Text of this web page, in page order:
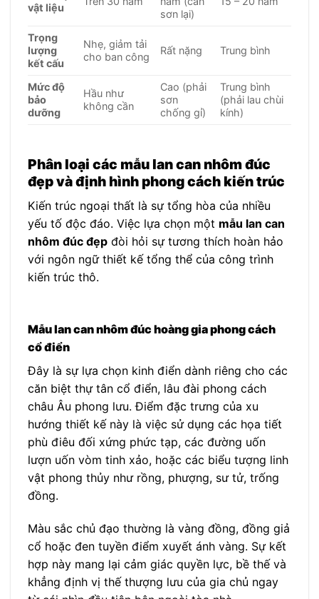
vật liệu
sơn lại)
Trọng
lượng
kết cấu
Nhẹ, giảm tải
cho ban công
Rất nặng Trung bình
Mức độ
bảo
dưỡng
Hầu như
không cần
Cao (phải
sơn
chống gỉ)
Trung bình
(phải lau chùi
kính)
Phân loại các mẫu lan can nhôm đúc
đẹp và định hình phong cách kiến trúc
Kiến trúc ngoại thất là sự tổng hòa của nhiều
yếu tố độc đáo. Việc lựa chọn một mẫu lan can
nhôm đúc đẹp đòi hỏi sự tương thích hoàn hảo
với ngôn ngữ thiết kế tổng thể của công trình
kiến trúc thô.
Mẫu lan can nhôm đúc hoàng gia phong cách
cổ điển
Đây là sự lựa chọn kinh điển dành riêng cho các
căn biệt thự tân cổ điển, lâu đài phong cách
châu Âu phong lưu. Điểm đặc trưng của xu
hướng thiết kế này là việc sử dụng các họa tiết
phù điêu đối xứng phức tạp, các đường uốn
lượn uốn vòm tinh xảo, hoặc các biểu tượng linh
vật phong thủy như rồng, phượng, sư tử, trống
đồng.
Màu sắc chủ đạo thường là vàng đồng, đồng giả
cổ hoặc đen tuyền điểm xuyết ánh vàng. Sự kết
hợp này mang lại cảm giác quyền lực, bề thế và
khẳng định vị thế thượng lưu của gia chủ ngay